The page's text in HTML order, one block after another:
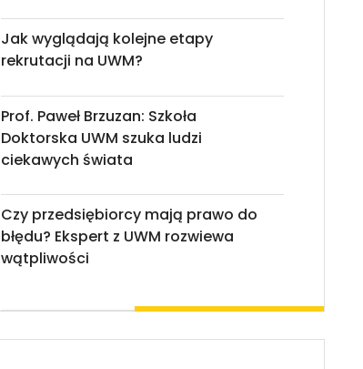
Jak wyglądają kolejne etapy
rekrutacji na UWM?
Prof. Paweł Brzuzan: Szkoła
Doktorska UWM szuka ludzi
ciekawych świata
Czy przedsiębiorcy mają prawo do
błędu? Ekspert z UWM rozwiewa
wątpliwości